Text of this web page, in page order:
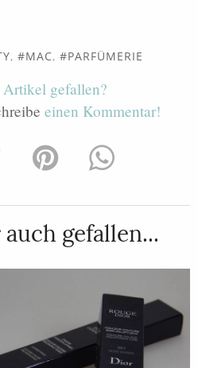
, MAC, PARFÜMERIE
gefallen?
einen Kommentar!
gefallen...